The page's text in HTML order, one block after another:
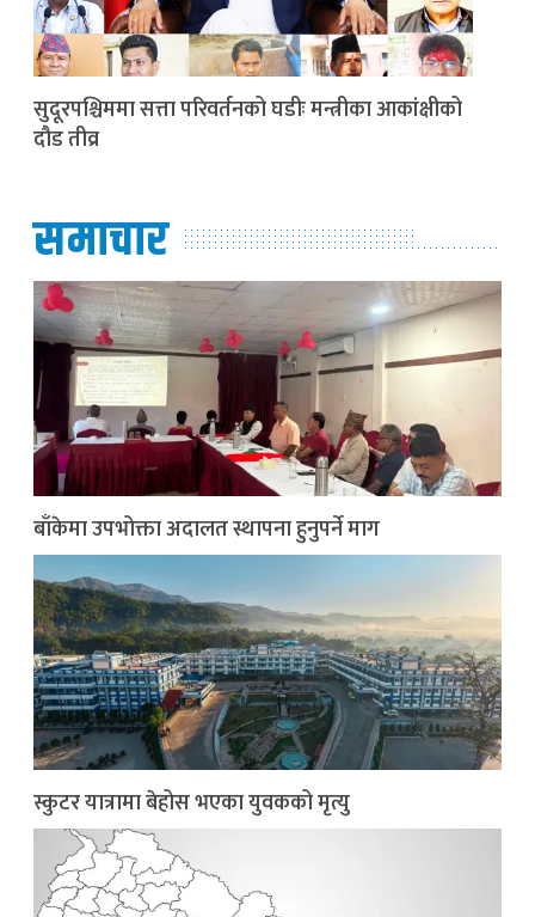
सुदूरपश्चिममा सत्ता परिवर्तनको घडीः मन्त्रीका आकांक्षीको
दौड तीव्र
समाचार
बाँकेमा उपभोक्ता अदालत स्थापना हुनुपर्ने माग
स्कुटर यात्रामा बेहोस भएका युवकको मृत्यु